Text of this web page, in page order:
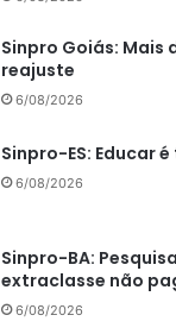
Sinpro Goiás: Mais
reajuste
6/08/2026
Sinpro-ES: Educar
6/08/2026
Sinpro-BA:
extraclasse não
6/08/2026